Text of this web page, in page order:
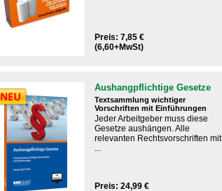
Preis: 7,85 €
(6,60+MwSt)
Aushangpflichtige Gesetze
Textsammlung wichtiger
Vorschriften mit Einführungen
Jeder Arbeitgeber muss diese
Gesetze aushängen.​ Alle
relevanten Rechtsvorschriften mit
...
Preis: 24,99 €